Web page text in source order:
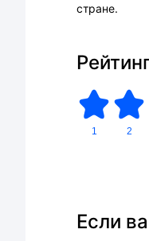
стране.
1 2
Если